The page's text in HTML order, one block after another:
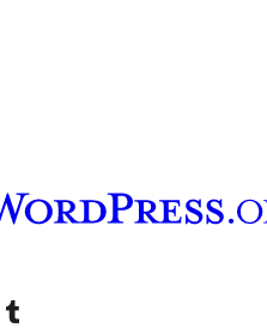
canale YouTube
Visita il nostro account Tumblr